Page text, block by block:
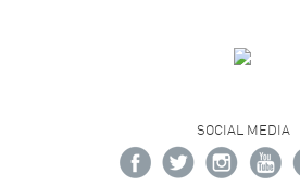
SOCIAL MEDIA